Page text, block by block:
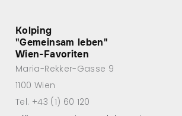
Kolping
"Gemeinsam leben"
Wien-Favoriten
Maria-Rekker-Gasse 9
1100 Wien
Tel. +43 (1) 60 120